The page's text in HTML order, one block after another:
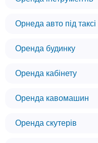
Орнеда авто під таксі
Оренда будинку
Оренда кабінету
Оренда кавомашин
Оренда скутерів